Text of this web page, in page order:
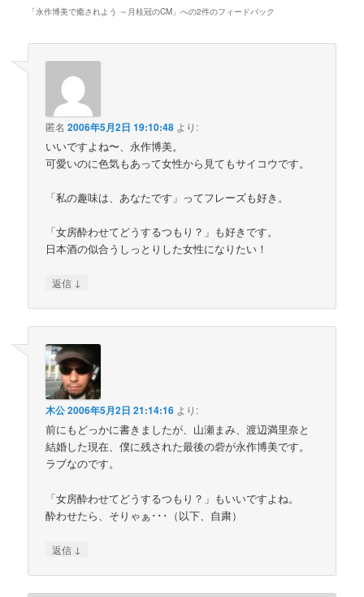
「永作博美で癒されよう ～月桂冠のCM 」への2件のフィードバック
匿名 2006年5月2日 19:10:48 より:
いいですよね〜、永作博美。
可愛いのに色気もあって女性から見てもサイコウです。
「私の趣味は、あなたです」ってフレーズも好き。
「女房酔わせてどうするつもり？」も好きです。
日本酒の似合うしっとりした女性になりたい！
返信 ↓
木公2006年5月2日 21:14:16 より:
前にもどっかに書きましたが、山瀬まみ、渡辺満里奈と
結婚した現在、僕に残された最後の砦が永作博美です。
ラブなのです。
「女房酔わせてどうするつもり？」もいいですよね。
酔わせたら、そりゃぁ･･･（以下、自粛）
返信 ↓